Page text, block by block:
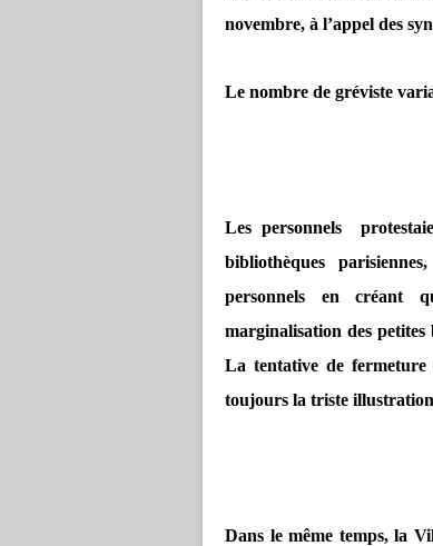
novembre, à l’appel des
Le nombre de gréviste
Les personnels
bibliothèques
personnels en créant
marginalisation des
La tentative de fermeture
toujours la triste
Dans le même temps, la